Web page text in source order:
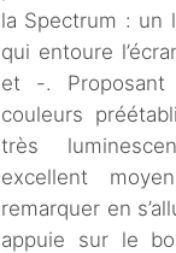
la Spectrum : un
qui entoure
et -.
couleurs
très
excellent
remarquer en
appuie sur le